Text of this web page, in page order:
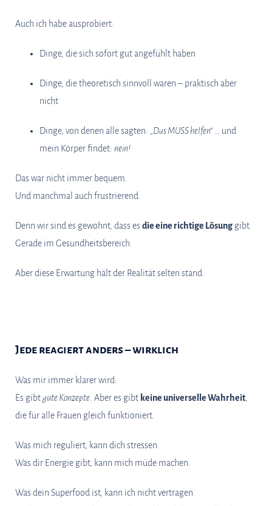
Auch ich habe ausprobiert:
Dinge, die sich sofort gut angefühlt haben
Dinge, die theoretisch sinnvoll waren – praktisch aber
nicht
Dinge, von denen alle sagten: „Das MUSS helfen“ … und
mein Körper findet: nein!
Das war nicht immer bequem.
Und manchmal auch frustrierend.
Denn wir sind es gewohnt, dass es die eine richtige Lösunggibt.
Gerade im Gesundheitsbereich.
Aber diese Erwartung hält der Realität selten stand.
Jede reagiert anders – wirklich
Was mir immer klarer wird:
Es gibtgute Konzepte . Aber es gibt keine universelle Wahrheit,
die für alle Frauen gleich funktioniert.
Was mich reguliert, kann dich stressen.
Was dir Energie gibt, kann mich müde machen.
Was dein Superfood ist, kann ich nicht vertragen.